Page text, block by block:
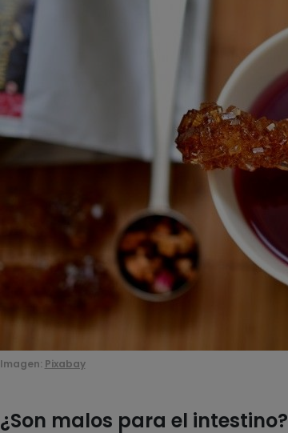
Imagen: Pixabay
¿Son malos para el intestino?